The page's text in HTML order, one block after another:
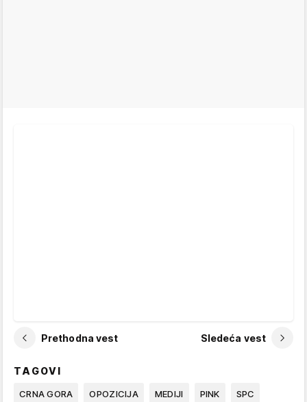
Prethodna vest Sledeća vest
TAGOVI
CRNA GORA OPOZICIJA MEDIJI PINK SPC